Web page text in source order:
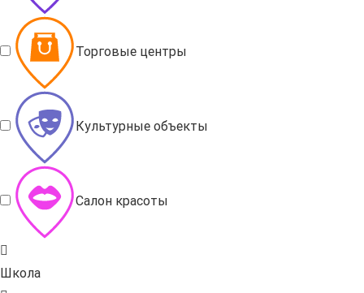
Торговые центры
Культурные объекты
Салон красоты
Школа